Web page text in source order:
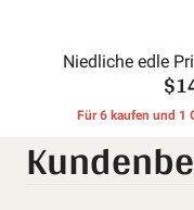
Niedliche edle
Für 6 kaufen und 1